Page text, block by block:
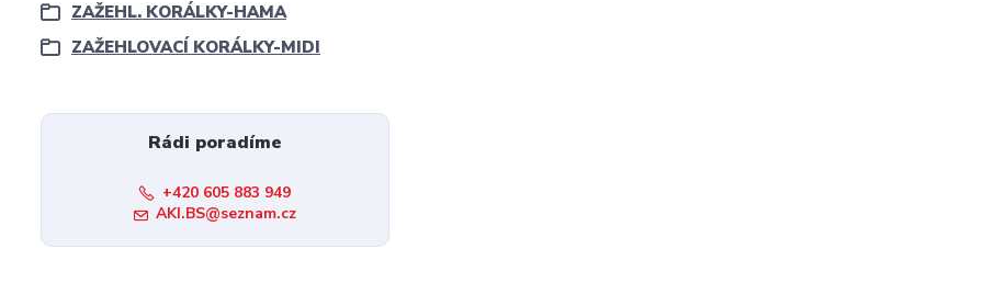
ZAŽEHL. KORÁLKY-HAMA
ZAŽEHLOVACÍ KORÁLKY-MIDI
Rádi poradíme
+420 605 883 949
AKI.BS@seznam.cz